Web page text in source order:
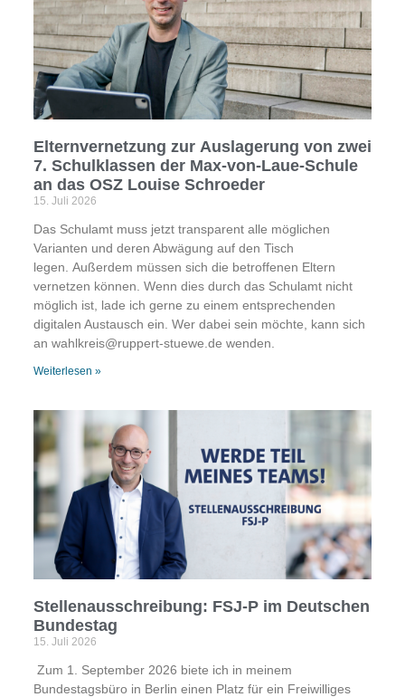
Elternvernetzung zur Auslagerung von zwei
7. Schulklassen der Max-von-Laue-Schule
an das OSZ Louise Schroeder
15. Juli 2026
Das Schulamt muss jetzt transparent alle möglichen
Varianten und deren Abwägung auf den Tisch
legen. Außerdem müssen sich die betroffenen Eltern
vernetzen können. Wenn dies durch das Schulamt nicht
möglich ist, lade ich gerne zu einem entsprechenden
digitalen Austausch ein. Wer dabei sein möchte, kann sich
an wahlkreis@ruppert-stuewe.de wenden.
Weiterlesen »
Stellenausschreibung: FSJ-P im Deutschen
Bundestag
15. Juli 2026
Zum 1. September 2026 biete ich in meinem
Bundestagsbüro in Berlin einen Platz für ein Freiwilliges